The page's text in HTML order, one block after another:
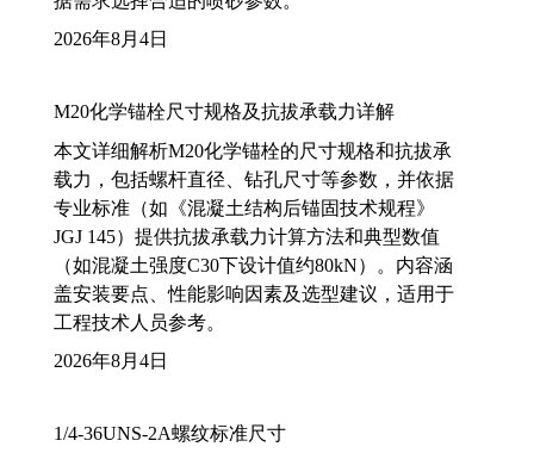
2026年8月4日
M20化学锚栓尺寸规格及抗拔承载力详解
本文详细解析M20化学锚栓的尺寸规格和抗拔承
载力，包括螺杆直径、钻孔尺寸等参数，并依据
专业标准（如《混凝土结构后锚固技术规程》
JGJ 145）提供抗拔承载力计算方法和典型数值
（如混凝土强度C30下设计值约80kN）。内容涵
盖安装要点、性能影响因素及选型建议，适用于
工程技术人员参考。
2026年8月4日
1/4-36UNS-2A螺纹标准尺寸